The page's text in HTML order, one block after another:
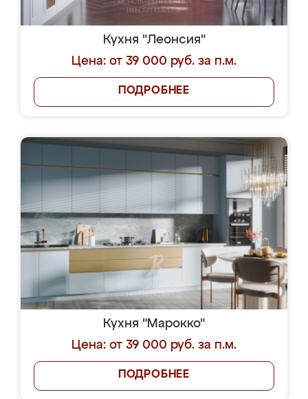
Кухня "Леонсия"
Цена: от 39 000 руб. за п.м.
ПОДРОБНЕЕ
Кухня "Марокко"
Цена: от 39 000 руб. за п.м.
ПОДРОБНЕЕ